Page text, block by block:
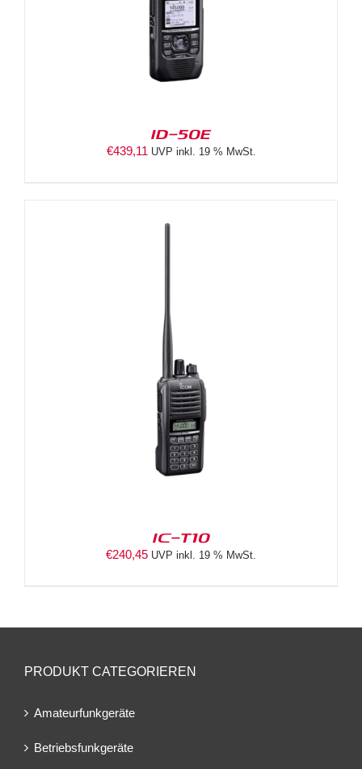
ID-50E
€439,11 UVP inkl. 19 % MwSt.
IC-T10
€240,45 UVP inkl. 19 % MwSt.
PRODUKT CATEGORIEREN
Amateurfunkgeräte
Betriebsfunkgeräte